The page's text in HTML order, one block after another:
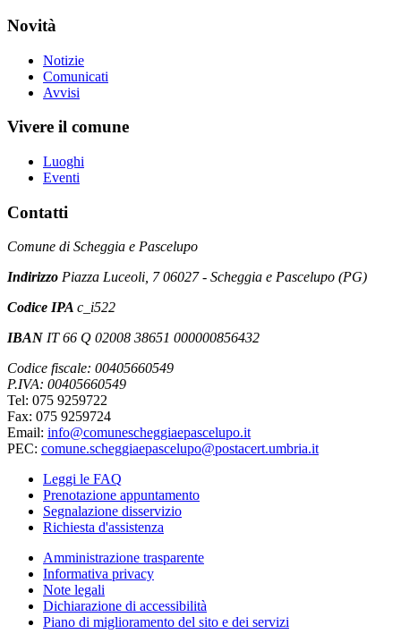
Novità
Notizie
Comunicati
Avvisi
Vivere il comune
Luoghi
Eventi
Contatti
Comune di Scheggia e Pascelupo
Indirizzo Piazza Luceoli, 7 06027 - Scheggia e Pascelupo (PG)
Codice IPA c_i522
IBAN IT 66 Q 02008 38651 000000856432
Codice fiscale: 00405660549
P.IVA: 00405660549
Tel: 075 9259722
Fax: 075 9259724
Email: info@comunescheggiaepascelupo.it
PEC: comune.scheggiaepascelupo@postacert.umbria.it
Leggi le FAQ
Prenotazione appuntamento
Segnalazione disservizio
Richiesta d'assistenza
Amministrazione trasparente
Informativa privacy
Note legali
Dichiarazione di accessibilità
Piano di miglioramento del sito e dei servizi